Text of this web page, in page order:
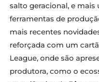
salto geracional, e mais
ferramentas de
mais recentes
reforçada com um
League, onde são
produtora, como o